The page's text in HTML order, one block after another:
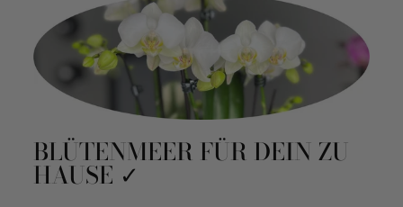
BLÜTENMEER FÜR DEIN ZU
HAUSE ✓